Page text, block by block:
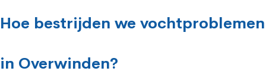
Hoe bestrijden we vochtproblemen
in Overwinden?